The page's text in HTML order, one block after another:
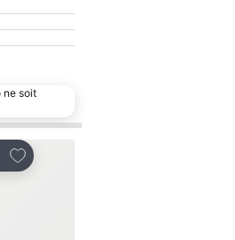
ne soit
Ajouter à mes favoris